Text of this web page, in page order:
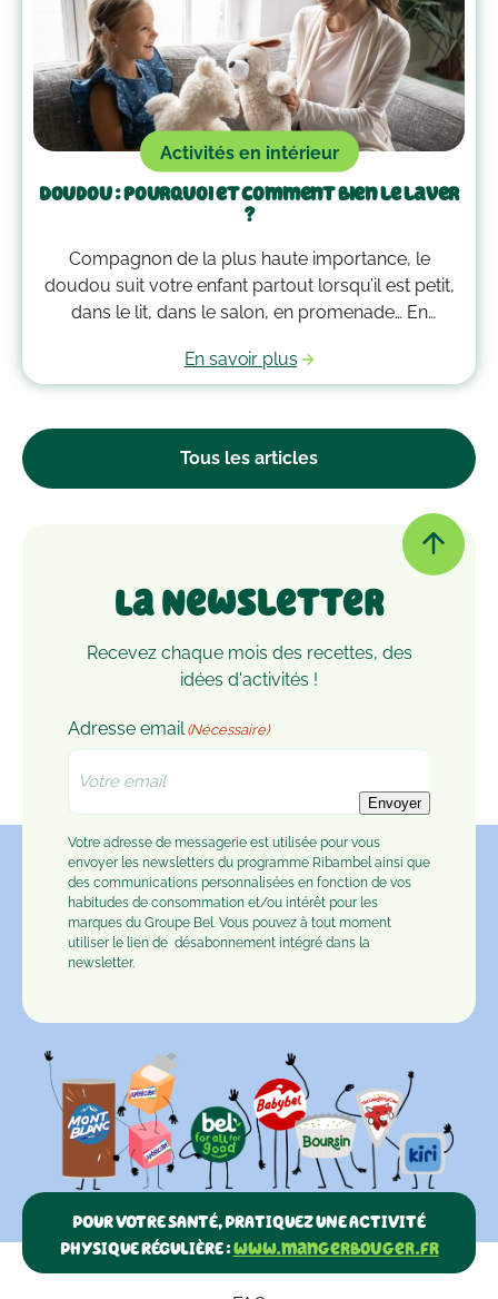
Tous les articles
Activités en intérieur
Doudou : pourquoi et comment bien le laver
?
Compagnon de la plus haute importance, le
doudou suit votre enfant partout lorsqu’il est petit,
dans le lit, dans le salon, en promenade… En
essentielle dans son cœur. Alors après avoir
accumulé une quantité de poussière, d’acariens et
passer à la machine. Mais comment laver un
En savoir plus
La Newsletter
Recevez chaque mois des recettes, des
idées d'activités !
Adresse email (Nécessaire)
Envoyer
Votre adresse de messagerie est utilisée pour vous
envoyer les newsletters du programme Ribambel ainsi que
des communications personnalisées en fonction de vos
habitudes de consommation et/ou intérêt pour les
marques du Groupe Bel. Vous pouvez à tout moment
utiliser le lien de désabonnement intégré dans la
newsletter.
POUR VOTRE SANTÉ, PRATIQUEZ UNE ACTIVITÉ
PHYSIQUE RÉGULIÈRE :www.mangerbouger.fr